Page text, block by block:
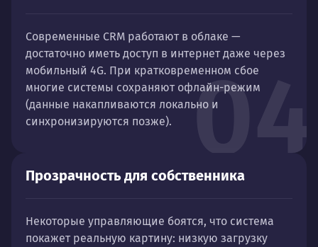
04
Современные CRM работают в облаке —
достаточно иметь доступ в интернет даже через
мобильный 4G. При кратковременном сбое
многие системы сохраняют офлайн-режим
(данные накапливаются локально и
синхронизируются позже).
Прозрачность для собственника
Некоторые управляющие боятся, что система
покажет реальную картину: низкую загрузку